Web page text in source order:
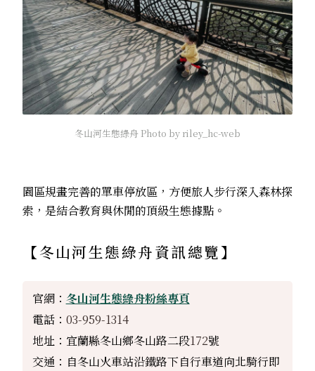
冬山河生態綠舟 Photo by riley_hc-web
園區規畫完善的單車停放區，方便旅人步行深入森林探
索，是結合教育與休閒的頂級生態據點。
【冬山河生態綠舟資訊總覽】
官網： 冬山河生態綠舟粉絲專頁
電話： 03-959-1314
地址：宜蘭縣冬山鄉冬山路二段172號
交通：自冬山火車站沿鐵路下自行車道向北騎行即